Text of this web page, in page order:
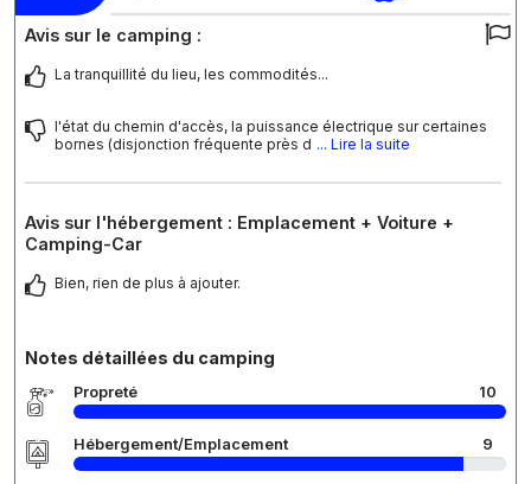
Avis sur le camping :
La tranquillité du lieu, les commodités...
l'état du chemin d'accès, la puissance électrique sur certaines
bornes (disjonction fréquente près d ... Lire la suite
Avis sur l'hébergement : Emplacement + Voiture +
Camping-Car
Bien, rien de plus à ajouter.
Notes détaillées du camping
Propreté 10
Hébergement/Emplacement 9